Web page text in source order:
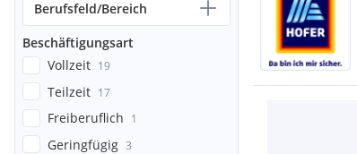
Berufsfeld/Bereich
Beschäftigungsart
Vollzeit 19
Teilzeit 17
Freiberuflich 1
Geringfügig 3